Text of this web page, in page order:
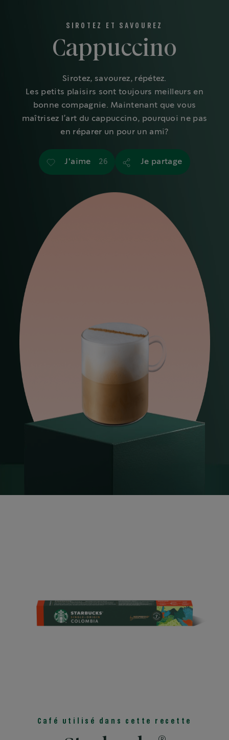
SIROTEZ ET SAVOUREZ
Cappuccino
Sirotez, savourez, répétez.
Les petits plaisirs sont toujours meilleurs en
bonne compagnie. Maintenant que vous
maîtrisez l’art du cappuccino, pourquoi ne pas
en réparer un pour un ami?
J'aime 26 Je partage
Café utilisé dans cette recette